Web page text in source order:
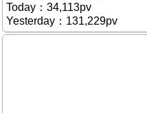
Today：34,113pv
Yesterday：131,229pv